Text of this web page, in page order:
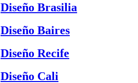
Diseño Brasilia
Diseño Baires
Diseño Recife
Diseño Cali